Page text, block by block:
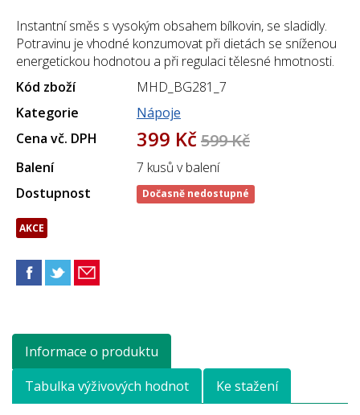
Instantní směs s vysokým obsahem bílkovin, se sladidly.
Potravinu je vhodné konzumovat při dietách se sníženou
energetickou hodnotou a při regulaci tělesné hmotnosti.
Kód zboží
MHD_BG281_7
Kategorie
Nápoje
Cena vč. DPH
399 Kč599 Kč
Balení
7 kusů v balení
Dostupnost
Dočasně nedostupné
AKCE
Informace o produktu
Tabulka výživových hodnot
Ke stažení